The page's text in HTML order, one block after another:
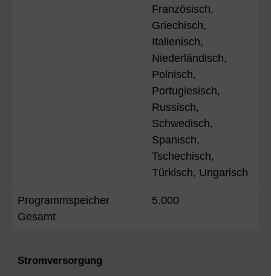
Französisch,
Griechisch,
Italienisch,
Niederländisch,
Polnisch,
Portugiesisch,
Russisch,
Schwedisch,
Spanisch,
Tschechisch,
Türkisch, Ungarisch
Programmspeicher
Gesamt
5.000
Stromversorgung